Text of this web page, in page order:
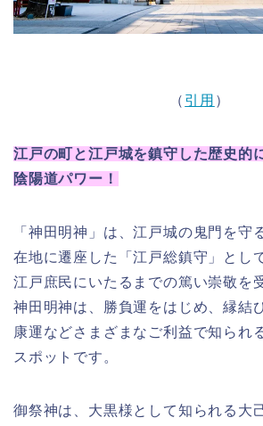
（ 引用 ）
江戸の町と江戸城を鎮守した歴史的
陰陽道パワー！
「神田明神」は、江戸城の鬼門を守
在地に遷座した「江戸総鎮守 」とし
江戸庶民にいたるまでの篤い崇敬を
神田明神は、勝負運をはじめ、縁結
康運などさまざまなご利益で知られ
スポットです。
御祭神は、大黒様として知られる大